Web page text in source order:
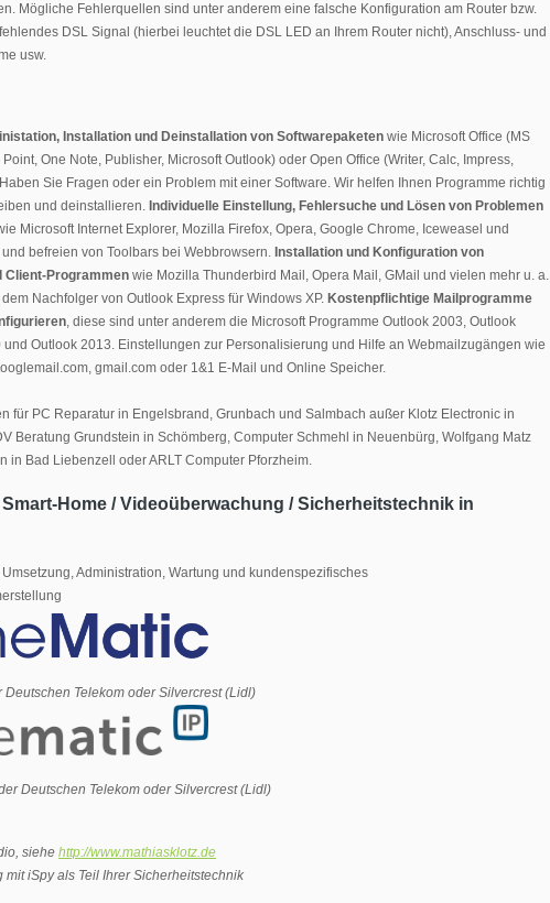
Mögliche Fehlerquellen sind unter anderem eine falsche Konfiguration am Router bzw.
DSL Signal (hierbei leuchtet die DSL LED an Ihrem Router nicht), Anschluss- und
usw.
Installation und Deinstallation von Softwarepaketen wie Microsoft Office (MS
One Note, Publisher, Microsoft Outlook) oder Open Office (Writer, Calc, Impress,
Sie Fragen oder ein Problem mit einer Software. Wir helfen Ihnen Programme richtig
und deinstallieren. Individuelle Einstellung, Fehlersuche und Lösen von Problemen
Microsoft Internet Explorer, Mozilla Firefox, Opera, Google Chrome, Iceweasel und
befreien von Toolbars bei Webbrowsern. Installation und Konfiguration von
Client-Programmen wie Mozilla Thunderbird Mail, Opera Mail, GMail und vielen mehr u. a.
Nachfolger von Outlook Express für Windows XP. Kostenpflichtige Mailprogramme
, diese sind unter anderem die Microsoft Programme Outlook 2003, Outlook
und Outlook 2013. Einstellungen zur Personalisierung und Hilfe an Webmailzugängen wie
gmail.com oder 1&1 E-Mail und Online Speicher.
für PC Reparatur in Engelsbrand, Grunbach und Salmbach außer Klotz Electronic in
Beratung Grundstein in Schömberg, Computer Schmehl in Neuenbürg, Wolfgang Matz
in Bad Liebenzell oder ARLT Computer Pforzheim.
Home / Videoüberwachung / Sicherheitstechnik in
Administration, Wartung und kundenspezifisches
Deutschen Telekom oder Silvercrest (Lidl)
Deutschen Telekom oder Silvercrest (Lidl)
siehe http://www.mathiasklotz.de
mit iSpy als Teil Ihrer Sicherheitstechnik